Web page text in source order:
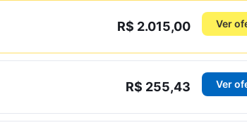
R$ 2.015,00 Ver
R$ 255,43 Ver